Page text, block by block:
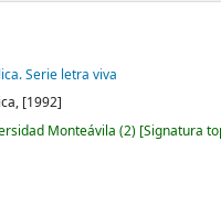
Serie letra viva
[1992]
Monteávila (2) Signatura